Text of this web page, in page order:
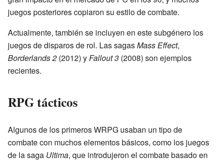
juegos posteriores copiaron su estilo de combate.
Actualmente, también se incluyen en este subgénero los
juegos de disparos de rol. Las sagasMass Effect,
Borderlands 2 (2012) yFallout 3 (2008) son ejemplos
recientes.
RPG tácticos
Algunos de los primeros WRPG usaban un tipo de
combate con muchos elementos básicos, como los juegos
de la saga Ultima, que introdujeron el combate basado en